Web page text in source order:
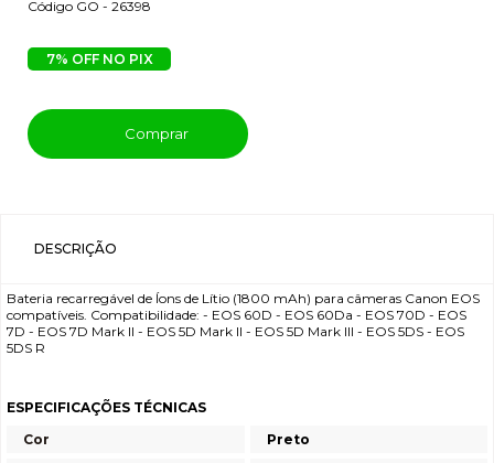
GO - 26398
7% OFF NO PIX
Comprar
DESCRIÇÃO
Bateria recarregável de Íons de Lítio (1800 mAh) para câmeras Canon EOS
compatíveis. Compatibilidade: - EOS 60D - EOS 60Da - EOS 70D - EOS
7D - EOS 7D Mark II - EOS 5D Mark II - EOS 5D Mark III - EOS 5DS - EOS
5DS R
ESPECIFICAÇÕES TÉCNICAS
Cor
Preto